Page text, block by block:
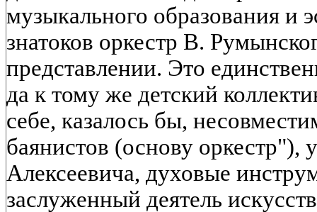
музыкального образования и
знатоков оркестр В.
представлении. Это
да к тому же детский
себе, казалось бы,
баянистов (основу оркестр"),
Алексеевича, духовые
заслуженный деятель